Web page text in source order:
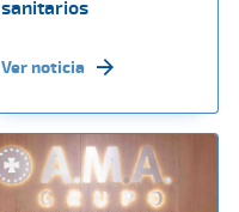
sanitarios
Ver noticia